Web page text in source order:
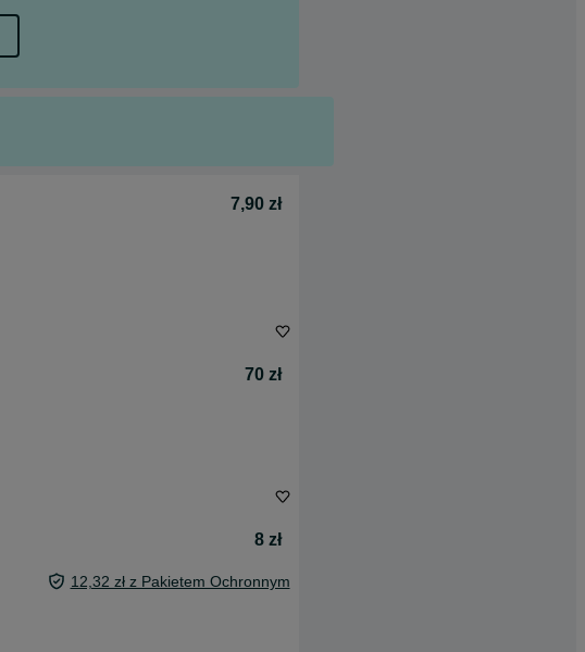
7,90 zł
70 zł
8 zł
12,32 zł z Pakietem Ochronnym